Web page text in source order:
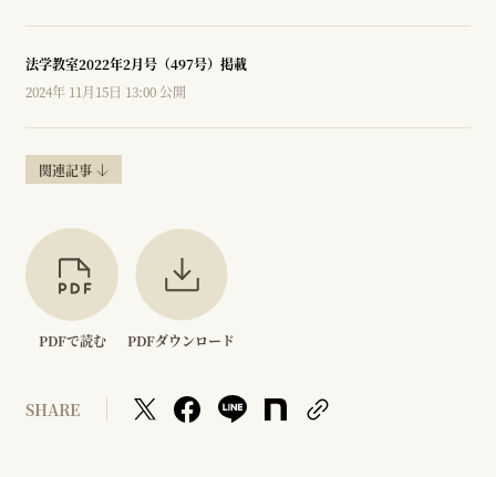
法学教室2022年2月号（497号）掲載
2024年 11月15日 13:00 公開
関連記事
PDFで読む PDFダウンロード
SHARE